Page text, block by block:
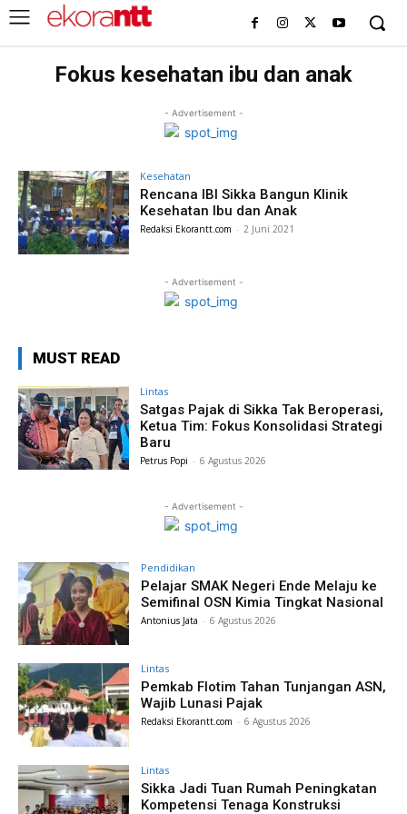
Fokus kesehatan ibu dan anak
- Advertisement -
Kesehatan
Rencana IBI Sikka Bangun Klinik
Kesehatan Ibu dan Anak
Redaksi Ekorantt.com - 2 Juni 2021
- Advertisement -
MUST READ
Lintas
Satgas Pajak di Sikka Tak Beroperasi,
Ketua Tim: Fokus Konsolidasi Strategi
Baru
Petrus Popi - 6 Agustus 2026
- Advertisement -
Pendidikan
Pelajar SMAK Negeri Ende Melaju ke
Semifinal OSN Kimia Tingkat Nasional
Antonius Jata - 6 Agustus 2026
Lintas
Pemkab Flotim Tahan Tunjangan ASN,
Wajib Lunasi Pajak
Redaksi Ekorantt.com - 6 Agustus 2026
Lintas
Sikka Jadi Tuan Rumah Peningkatan
Kompetensi Tenaga Konstruksi